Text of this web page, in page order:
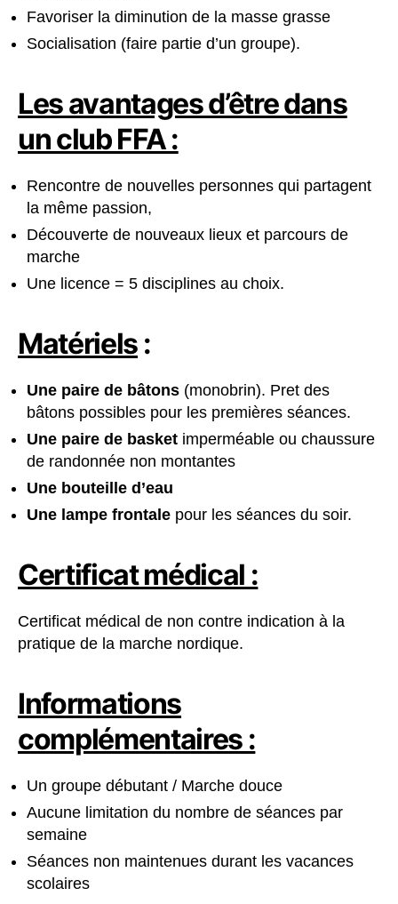
Favoriser la diminution de la masse grasse
Socialisation (faire partie d’un groupe).
Les avantages d’être dans
un club FFA :
Rencontre de nouvelles personnes qui partagent
la même passion,
Découverte de nouveaux lieux et parcours de
marche
Une licence = 5 disciplines au choix.
Matériels :
Une paire de bâtons (monobrin). Pret des
bâtons possibles pour les premières séances.
Une paire de basket imperméable ou chaussure
de randonnée non montantes
Une bouteille d’eau
Une lampe frontale pour les séances du soir.
Certificat médical :
Certificat médical de non contre indication à la
pratique de la marche nordique.
Informations
complémentaires :
Un groupe débutant / Marche douce
Aucune limitation du nombre de séances par
semaine
Séances non maintenues durant les vacances
scolaires